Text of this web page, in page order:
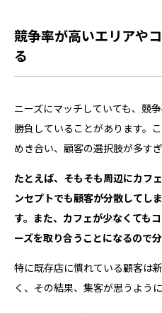
競争率が高いエリアや
る
ニーズにマッチしていても、競
勝負していることがあります。
めき合い、顧客の選択肢が多す
たとえば、そもそも周辺にカフ
ンセプトでも顧客が分散してし
す。また、カフェが少なくても
ーズを取り合うことになるので
特に既存店に慣れている顧客は
く、その結果、集客が思うよう